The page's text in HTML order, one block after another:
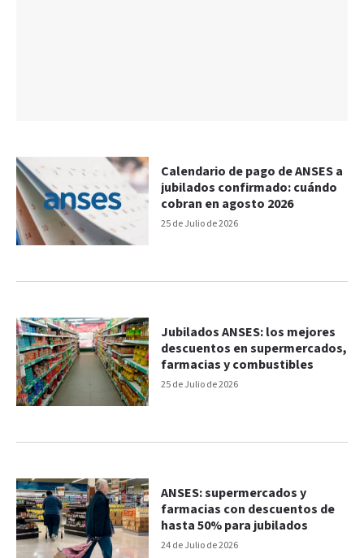
25 de Julio de 2026
Calendario de pago de ANSES a
jubilados confirmado: cuándo
cobran en agosto 2026
25 de Julio de 2026
Jubilados ANSES: los mejores
descuentos en supermercados,
farmacias y combustibles
24 de Julio de 2026
ANSES: supermercados y
farmacias con descuentos de
hasta 50% para jubilados